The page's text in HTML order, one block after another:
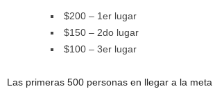
$200 – 1er lugar
$150 – 2do lugar
$100 – 3er lugar
Las primeras 500 personas en llegar a la meta